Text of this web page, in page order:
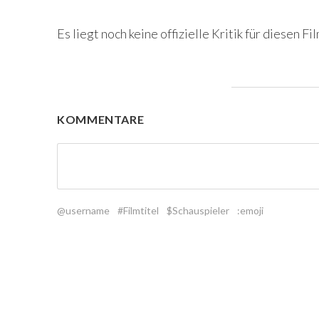
Es liegt noch keine offizielle Kritik für diesen
KOMMENTARE
@username #Filmtitel $Schauspieler :emoji